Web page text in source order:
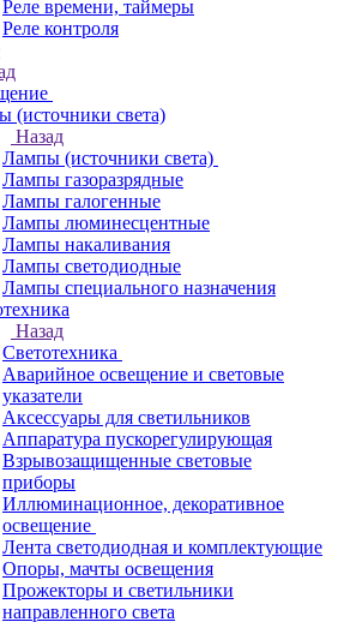
Реле времени, таймеры
Реле контроля
(источники света)
Назад
Лампы (источники света)
Лампы газоразрядные
Лампы галогенные
Лампы люминесцентные
Лампы накаливания
Лампы светодиодные
Лампы специального назначения
Назад
Светотехника
Аварийное освещение и световые
указатели
Аксессуары для светильников
Аппаратура пускорегулирующая
Взрывозащищенные световые
приборы
Иллюминационное, декоративное
освещение
Лента светодиодная и комплектующие
Опоры, мачты освещения
Прожекторы и светильники
направленного света